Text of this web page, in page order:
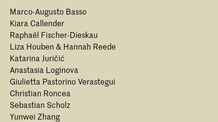
Marco-Augusto Basso
Kiara Callender
Raphaël Fischer-Dieskau
Liza Houben & Hannah Reede
Katarina Juričić
Anastasia Loginova
Giulietta Pastorino Verastegui
Christian Roncea
Sebastian Scholz
Yunwei Zhang